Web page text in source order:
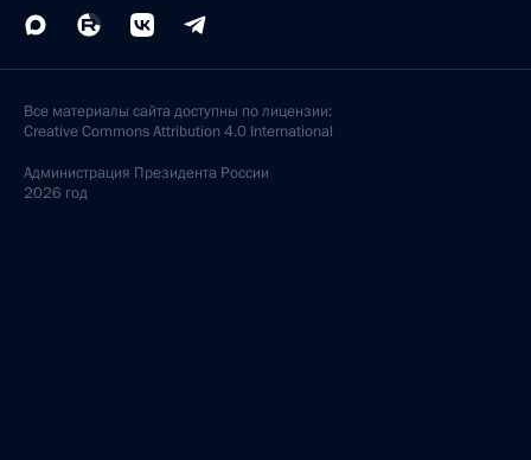
Все материалы сайта доступны по лицензии:
Creative Commons Attribution 4.0 International
Администрация Президента России
2026 год